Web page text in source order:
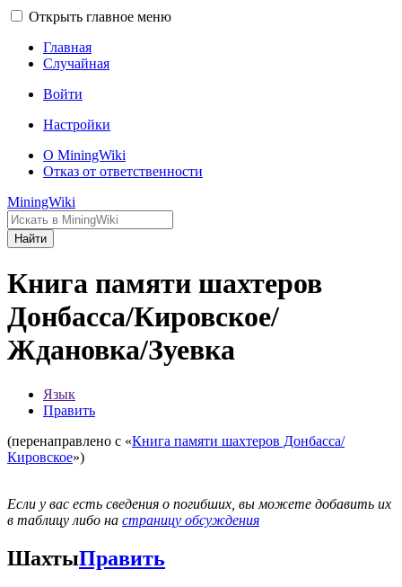
Открыть главное меню
Главная
Случайная
Войти
Настройки
О MiningWiki
Отказ от ответственности
MiningWiki
Найти
Книга памяти шахтеров
Донбасса/Кировское/
Ждановка/Зуевка
Язык
Править
(перенаправлено с «Книга памяти шахтеров Донбасса/
Кировское»)
Если у вас есть сведения о погибших, вы можете добавить их
в таблицу либо на страницу обсуждения
ШахтыПравить